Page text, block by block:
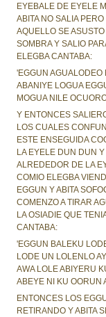
EYEBALE DE EYELE
ABITA NO SALIA
AQUELLO SE
SOMBRA Y SALIO
ELEGBA CANTABA:
'EGGUN AGUALODEO
ABANIYE LOGUA
MOGUA NILE
Y ENTONCES
LOS CUALES
ESTE ENSEGUIDA
LA EYELE DUN DUN
ALREDEDOR DE LA
COMIO ELEGBA
EGGUN Y ABITA
COMENZO A TIRAR
LA OSIADIE QUE
CANTABA:
'EGGUN BALEKU
LODE UN LOLENLO
AWA LOLE ABIYERU
ABEYE NI KU OORUN
ENTONCES LOS
RETIRANDO Y ABITA